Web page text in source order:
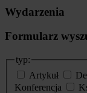
Wydarzenia
Formularz
typ:
Artykuł
Konferencja